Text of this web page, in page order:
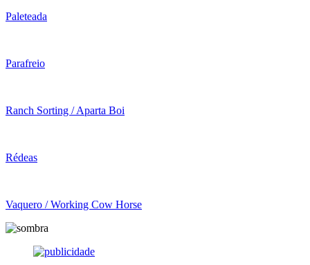
Paleteada
Parafreio
Ranch Sorting / Aparta Boi
Rédeas
Vaquero / Working Cow Horse